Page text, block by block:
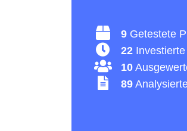
9 Getestete
22
10
89